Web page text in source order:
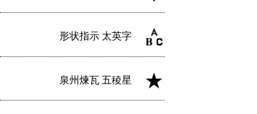
形状指示 太英字
泉州煉瓦 五稜星